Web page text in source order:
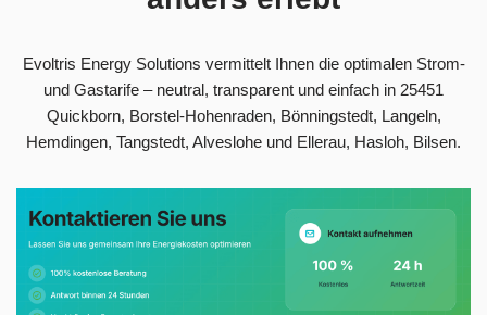
Evoltris Energy Solutions vermittelt Ihnen die optimalen Strom-
und Gastarife – neutral, transparent und einfach in 25451
Quickborn, Borstel-Hohenraden, Bönningstedt, Langeln,
Hemdingen, Tangstedt, Alveslohe und Ellerau, Hasloh, Bilsen.